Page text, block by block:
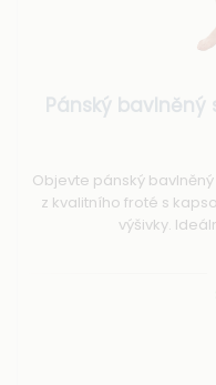
Pánský
Objevte pánský
z kvalitního froté s
výšivky.